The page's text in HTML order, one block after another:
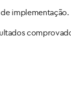
implementação.